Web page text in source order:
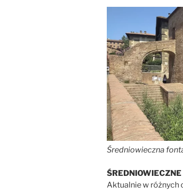
Średniowieczna
Aktualnie w różnych